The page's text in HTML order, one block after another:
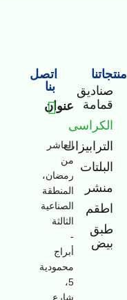
منتجاتنا
صناديق
قمامة
الكراسى
الترابيزات
البلتات
منشر
اطقم
طبق
بيض
اتصل
بنا
عنوان
-
العاشر
من
رمضان،
المنطقة
الصناعية
الثالثة
-
أبراج
محمودية
5،
شارع